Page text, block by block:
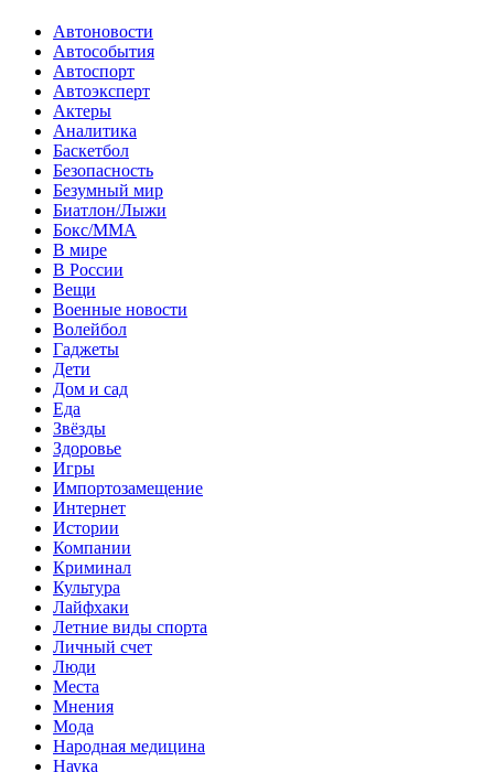
Автоновости
Автособытия
Автоспорт
Автоэксперт
Актеры
Аналитика
Баскетбол
Безопасность
Безумный мир
Биатлон/Лыжи
Бокс/MMA
В мире
В России
Вещи
Военные новости
Волейбол
Гаджеты
Дети
Дом и сад
Еда
Звёзды
Здоровье
Игры
Импортозамещение
Интернет
Истории
Компании
Криминал
Культура
Лайфхаки
Летние виды спорта
Личный счет
Люди
Места
Мнения
Мода
Народная медицина
Наука